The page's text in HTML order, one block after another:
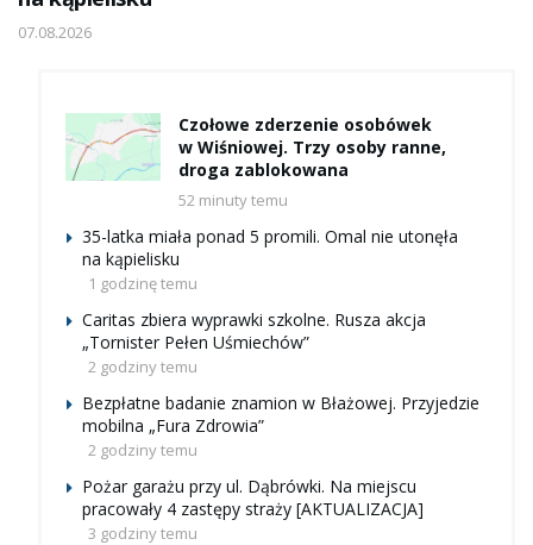
07.08.2026
Czołowe zderzenie osobówek
w Wiśniowej. Trzy osoby ranne,
droga zablokowana
52 minuty temu
35-latka miała ponad 5 promili. Omal nie utonęła
na kąpielisku
1 godzinę temu
Caritas zbiera wyprawki szkolne. Rusza akcja
„Tornister Pełen Uśmiechów”
2 godziny temu
Bezpłatne badanie znamion w Błażowej. Przyjedzie
mobilna „Fura Zdrowia”
2 godziny temu
Pożar garażu przy ul. Dąbrówki. Na miejscu
pracowały 4 zastępy straży [AKTUALIZACJA]
3 godziny temu